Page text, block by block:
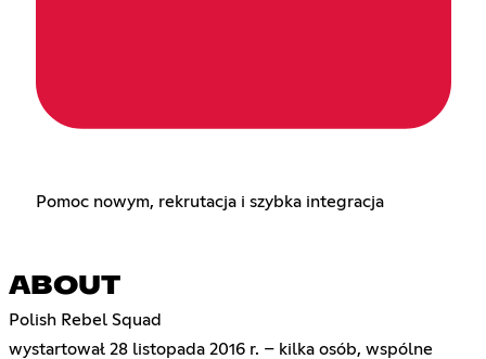
Pomoc nowym, rekrutacja i szybka integracja
ABOUT
Polish Rebel Squad
wystartował 28 listopada 2016 r. – kilka osób, wspólne